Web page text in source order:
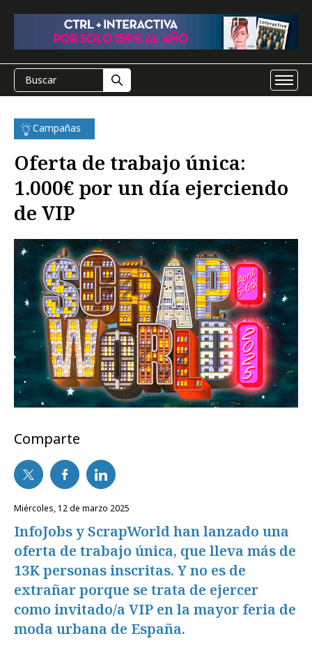
Campañas
Oferta de trabajo única:
1.000€ por un día ejerciendo
de VIP
Comparte
miércoles, 12 de marzo 2025
InfoJobs y ScrapWorld han lanzado una
oferta de trabajo única, que lleva más de
13K personas inscritas. Y no es de
extrañar porque se trata de ejercer
como invitado/a VIP en la mayor feria de
moda urbana de España.